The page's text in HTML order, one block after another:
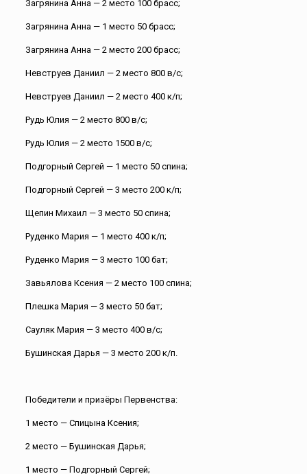
Загрянина Анна — 2 место 100 брасс;
Загрянина Анна — 1 место 50 брасс;
Загрянина Анна — 2 место 200 брасс;
Невструев Даниил — 2 место 800 в/с;
Невструев Даниил — 2 место 400 к/п;
Рудь Юлия — 2 место 800 в/с;
Рудь Юлия — 2 место 1500 в/с;
Подгорный Сергей — 1 место 50 спина;
Подгорный Сергей — 3 место 200 к/п;
Щепин Михаил — 3 место 50 спина;
Руденко Мария — 1 место 400 к/п;
Руденко Мария — 3 место 100 бат;
Завьялова Ксения — 2 место 100 спина;
Плешка Мария — 3 место 50 бат;
Сауляк Мария — 3 место 400 в/с;
Бушинская Дарья — 3 место 200 к/п.
Победители и призёры Первенства:
1 место — Спицына Ксения;
2 место — Бушинская Дарья;
1 место — Подгорный Сергей;